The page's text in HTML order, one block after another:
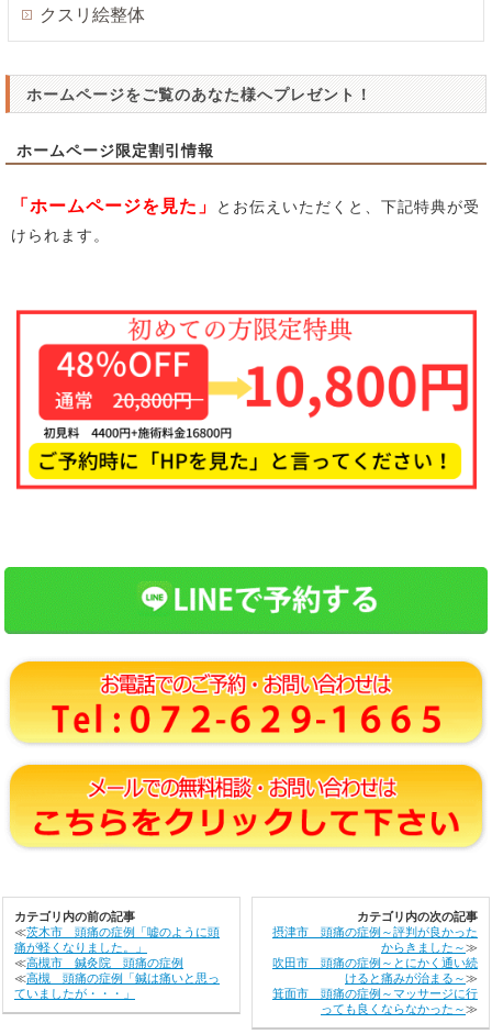
クスリ絵整体
ホームページをご覧のあなた様へプレゼント！
ホームページ限定割引情報
「ホームページを見た」
とお伝えいただくと、下記特典が受
けられます。
カテゴリ内の前の記事
≪茨木市 頭痛の症例「嘘のように頭
痛が軽くなりました。」
≪高槻市 鍼灸院 頭痛の症例
≪高槻 頭痛の症例「鍼は痛いと思っ
ていましたが・・・」
カテゴリ内の次の記事
摂津市 頭痛の症例～評判が良かった
からきました～≫
吹田市 頭痛の症例～とにかく通い続
けると痛みが治まる～≫
箕面市 頭痛の症例～マッサージに行
っても良くならなかった～≫